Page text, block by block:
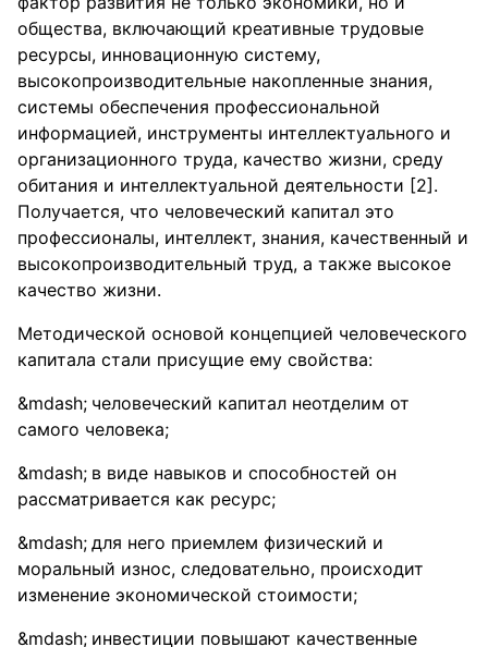
общества, включающий креативные трудовые
ресурсы, инновационную систему,
высокопроизводительные накопленные знания,
системы обеспечения профессиональной
информацией, инструменты интеллектуального и
организационного труда, качество жизни, среду
обитания и интеллектуальной деятельности [2].
Получается, что человеческий капитал это
профессионалы, интеллект, знания, качественный и
высокопроизводительный труд, а также высокое
качество жизни.
Методической основой концепцией человеческого
капитала стали присущие ему свойства:
человеческий капитал неотделим от
самого человека;
в виде навыков и способностей он
рассматривается как ресурс;
для него приемлем физический и
моральный износ, следовательно, происходит
изменение экономической стоимости;
инвестиции повышают качественные